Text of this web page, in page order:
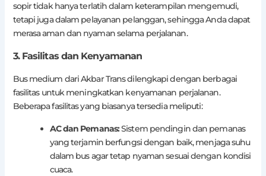
sopir tidak hanya terlatih dalam keterampilan mengemudi,
tetapi juga dalam pelayanan pelanggan, sehingga Anda dapat
merasa aman dan nyaman selama perjalanan.
3. Fasilitas dan Kenyamanan
Bus medium dari Akbar Trans dilengkapi dengan berbagai
fasilitas untuk meningkatkan kenyamanan perjalanan.
Beberapa fasilitas yang biasanya tersedia meliputi:
AC dan Pemanas:Sistem pendingin dan pemanas
yang terjamin berfungsi dengan baik, menjaga suhu
dalam bus agar tetap nyaman sesuai dengan kondisi
cuaca.